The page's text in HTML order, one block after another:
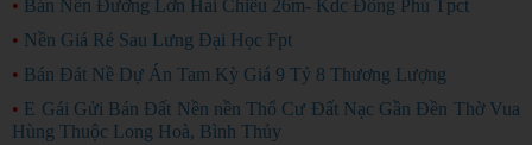
• Bán Nền Đường Lớn Hai Chiều 26m- Kdc Đông Phú Tpct
• Nền Giá Rẻ Sau Lưng Đại Học Fpt
• Bán Đát Nề Dự Án Tam Kỳ Giá 9 Tỷ 8 Thương Lượng
• E Gái Gửi Bán Đất Nền nền Thổ Cư Đất Nạc Gần Đền Thờ Vua
Hùng Thuộc Long Hoà, Bình Thủy